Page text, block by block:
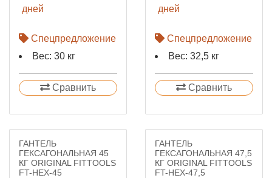
дней
Спецпредложение
Вес: 30 кг
Сравнить
дней
Спецпредложение
Вес: 32,5 кг
Сравнить
ГАНТЕЛЬ
ГЕКСАГОНАЛЬНАЯ 45
КГ ORIGINAL FITTOOLS
FT-HEX-45
ГАНТЕЛЬ
ГЕКСАГОНАЛЬНАЯ 47,5
КГ ORIGINAL FITTOOLS
FT-HEX-47,5